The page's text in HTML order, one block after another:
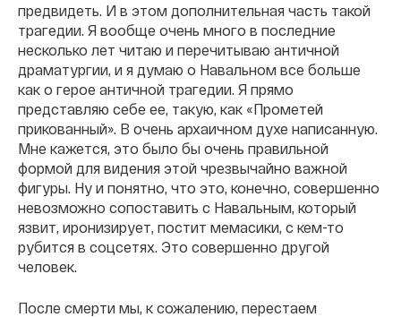
предвидеть. И в этом дополнительная часть такой
трагедии. Я вообще очень много в последние
несколько лет читаю и перечитываю античной
драматургии, и я думаю о Навальном все больше
как о герое античной трагедии. Я прямо
представляю себе ее, такую, как «Прометей
прикованный». В очень архаичном духе написанную.
Мне кажется, это было бы очень правильной
формой для видения этой чрезвычайно важной
фигуры. Ну и понятно, что это, конечно, совершенно
невозможно сопоставить с Навальным, который
язвит, иронизирует, постит мемасики, с кем-то
рубится в соцсетях. Это совершенно другой
человек.
После смерти мы, к сожалению, перестаем